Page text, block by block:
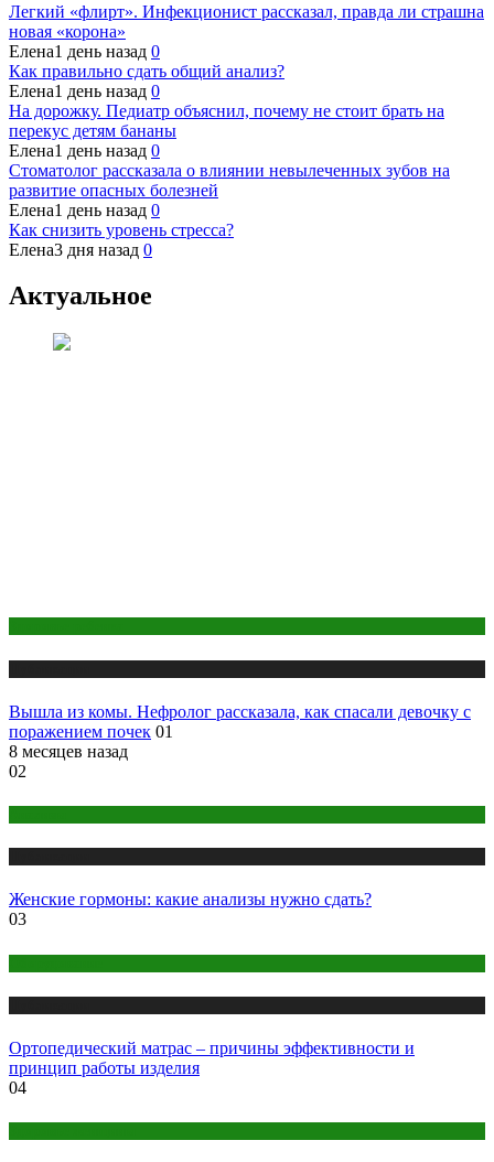
Легкий «флирт». Инфекционист рассказал, правда ли страшна
новая «корона»
Елена1 день назад 0
Как правильно сдать общий анализ?
Елена1 день назад 0
На дорожку. Педиатр объяснил, почему не стоит брать на
перекус детям бананы
Елена1 день назад 0
Стоматолог рассказала о влиянии невылеченных зубов на
развитие опасных болезней
Елена1 день назад 0
Как снизить уровень стресса?
Елена3 дня назад 0
Актуальное
Вышла из комы. Нефролог рассказала, как спасали девочку с
поражением почек 01
8 месяцев назад
02
Женские гормоны: какие анализы нужно сдать?
03
Ортопедический матрас – причины эффективности и
принцип работы изделия
04